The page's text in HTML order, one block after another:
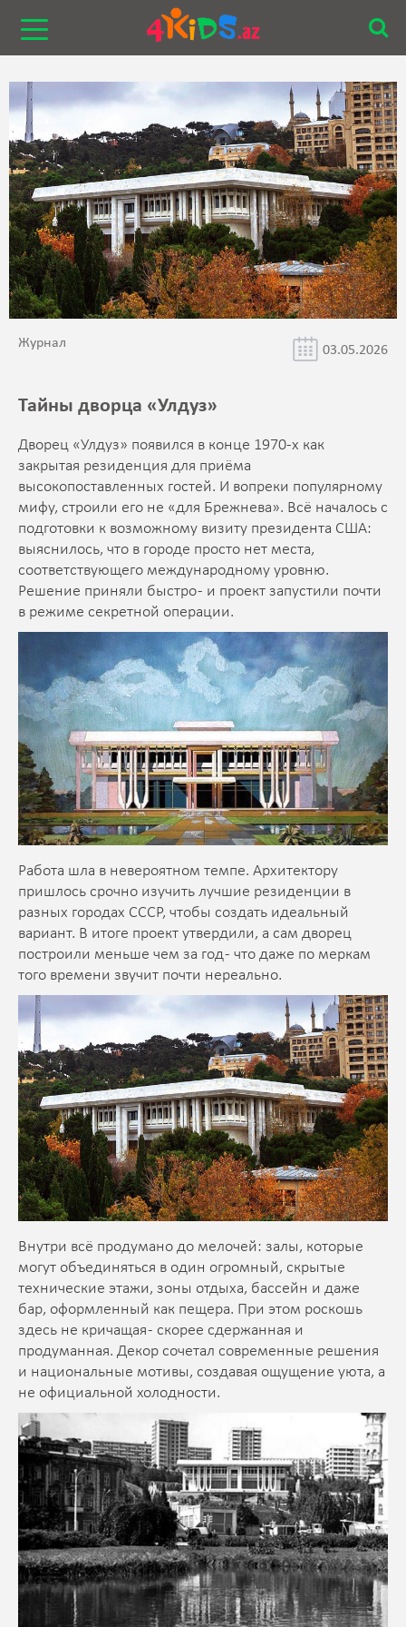
Журнал 03.05.2026
Тайны дворца «Улдуз»
Дворец «Улдуз» появился в конце 1970-х как
закрытая резиденция для приёма
высокопоставленных гостей. И вопреки популярному
мифу, строили его не «для Брежнева». Всё началось с
подготовки к возможному визиту президента США:
выяснилось, что в городе просто нет места,
соответствующего международному уровню.
Решение приняли быстро - и проект запустили почти
в режиме секретной операции.
Работа шла в невероятном темпе. Архитектору
пришлось срочно изучить лучшие резиденции в
разных городах СССР, чтобы создать идеальный
вариант. В итоге проект утвердили, а сам дворец
построили меньше чем за год - что даже по меркам
того времени звучит почти нереально.
Внутри всё продумано до мелочей: залы, которые
могут объединяться в один огромный, скрытые
технические этажи, зоны отдыха, бассейн и даже
бар, оформленный как пещера. При этом роскошь
здесь не кричащая - скорее сдержанная и
продуманная. Декор сочетал современные решения
и национальные мотивы, создавая ощущение уюта, а
не официальной холодности.